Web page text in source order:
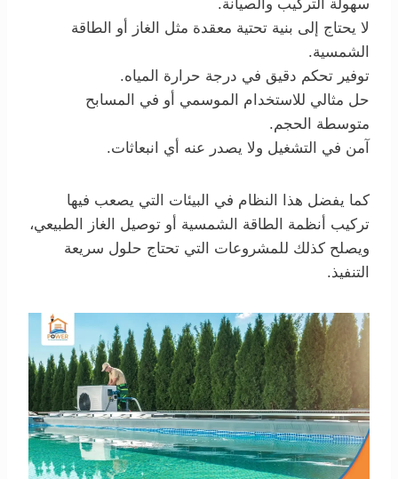
سهولة التركيب والصيانة.
لا يحتاج إلى بنية تحتية معقدة مثل الغاز أو الطاقة
الشمسية.
توفير تحكم دقيق في درجة حرارة المياه.
حل مثالي للاستخدام الموسمي أو في المسابح
متوسطة الحجم.
آمن في التشغيل ولا يصدر عنه أي انبعاثات.
كما يفضل هذا النظام في البيئات التي يصعب فيها
تركيب أنظمة الطاقة الشمسية أو توصيل الغاز الطبيعي،
ويصلح كذلك للمشروعات التي تحتاج حلول سريعة
التنفيذ.